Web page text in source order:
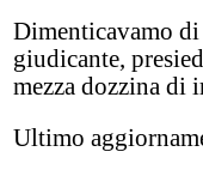
Dimenticavamo
giudicante,
mezza dozzina di
Ultimo